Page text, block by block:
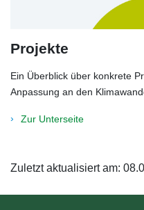
Projekte
Ein Überblick über konkrete
Anpassung an den
Zur Unterseite
Zuletzt aktualisiert am: